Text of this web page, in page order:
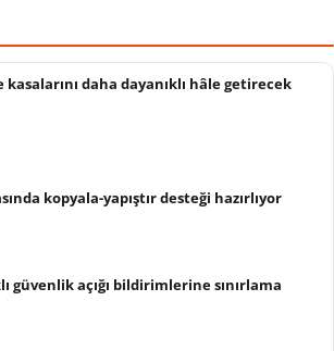
daha dayanıklı hâle getirecek
kopyala-yapıştır desteği hazırlıyor
güvenlik açığı bildirimlerine sınırlama